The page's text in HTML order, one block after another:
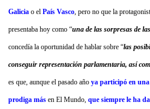
Galicia o el País Vasco , pero no que la
presentaba hoy como “una de las sorpresas de
concedía la oportunidad de hablar sobre “las
conseguir representación parlamentaria, así
es que, aunque el pasado año ya participó en una
prodiga más en El Mundo, que siempre le ha